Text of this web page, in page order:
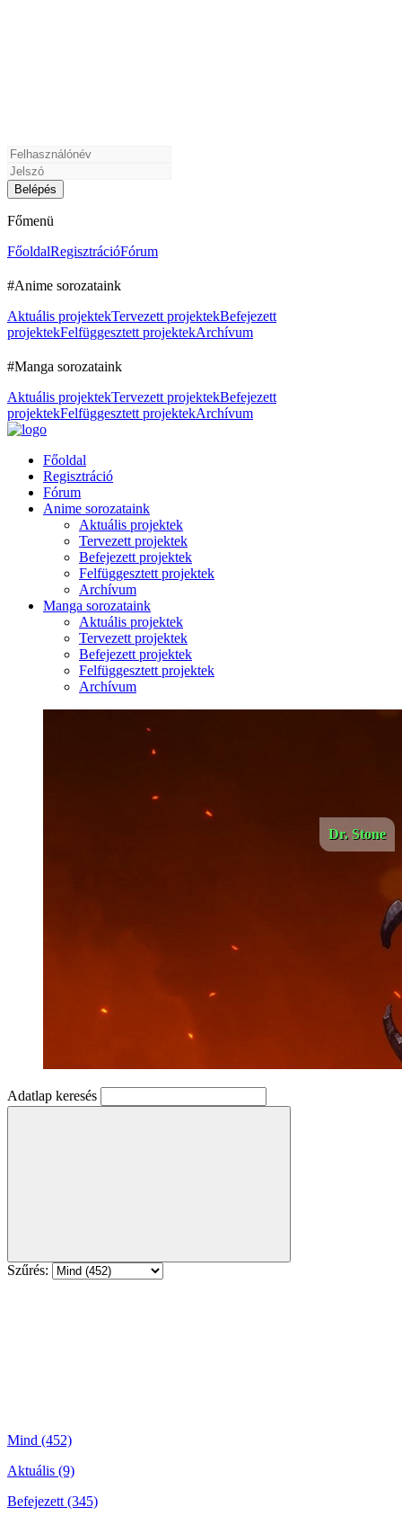
Főmenü
FőoldalRegisztrációFórum
#Anime sorozataink
Aktuális projektekTervezett projektekBefejezett
projektekFelfüggesztett projektekArchívum
#Manga sorozataink
Aktuális projektekTervezett projektekBefejezett
projektekFelfüggesztett projektekArchívum
Főoldal
Regisztráció
Fórum
Anime sorozataink
Aktuális projektek
Tervezett projektek
Befejezett projektek
Felfüggesztett projektek
Archívum
Manga sorozataink
Aktuális projektek
Tervezett projektek
Befejezett projektek
Felfüggesztett projektek
Archívum
Dr. Stone
Adatlap keresés
Szűrés:
Mind (452)
Aktuális (9)
Befejezett (345)